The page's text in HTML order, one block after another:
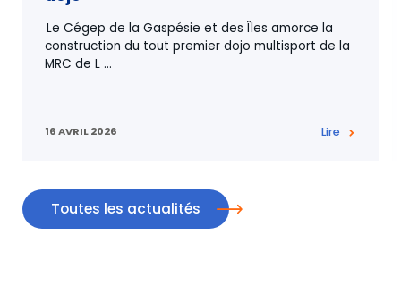
Le Cégep de la Gaspésie et des Îles amorce la
construction du tout premier dojo multisport de la
MRC de L …
16 AVRIL 2026 Lire
Toutes les actualités